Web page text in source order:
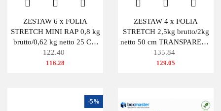
ZESTAW 6 x FOLIA
STRETCH MINI RAP 0,8 kg
brutto/0,62 kg netto 25 CM
CZARNA
122.40
116.28
ZESTAW 4 x FOLIA
STRETCH 2,5kg brutto/2kg
netto 50 cm TRANSPARENT
BEZBARWNA
135.84
129.05
-5%